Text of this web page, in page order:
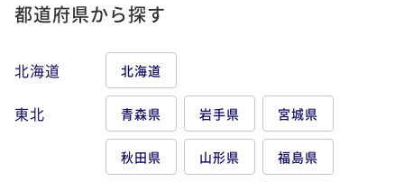
都道府県から探す
北海道 北海道
東北 青森県 岩手県 宮城県
秋田県 山形県 福島県